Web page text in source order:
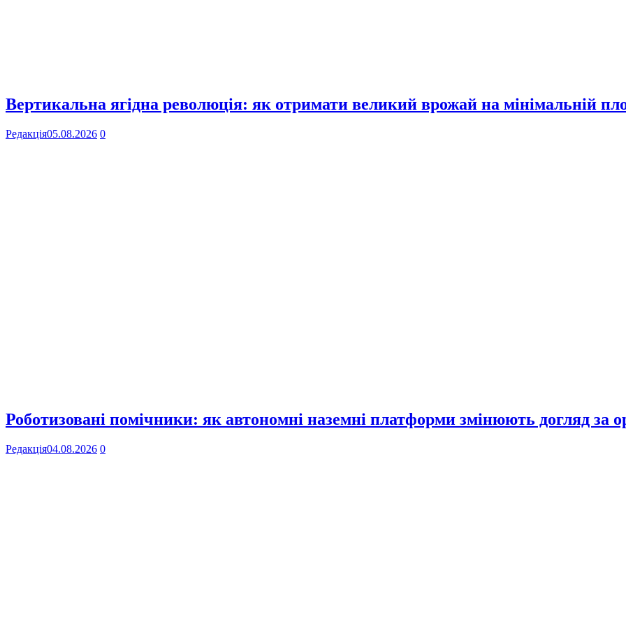
Вертикальна ягідна революція: як отримати великий врожай на мінімальній
Редакція05.08.2026 0
Роботизовані помічники: як автономні наземні платформи змінюють догляд за
Редакція04.08.2026 0